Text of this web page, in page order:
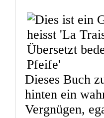
Dieses Buch
hinten ein
Vergnügen,